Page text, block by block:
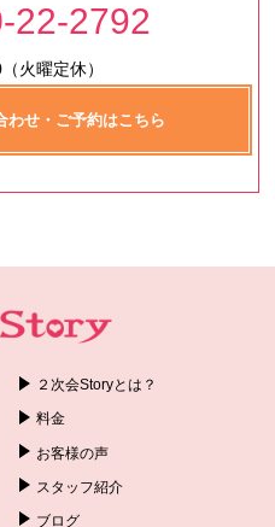
22-2792
火曜定休）
わせ・ご予約はこちら
２次会Storyとは？
料金
お客様の声
スタッフ紹介
ブログ